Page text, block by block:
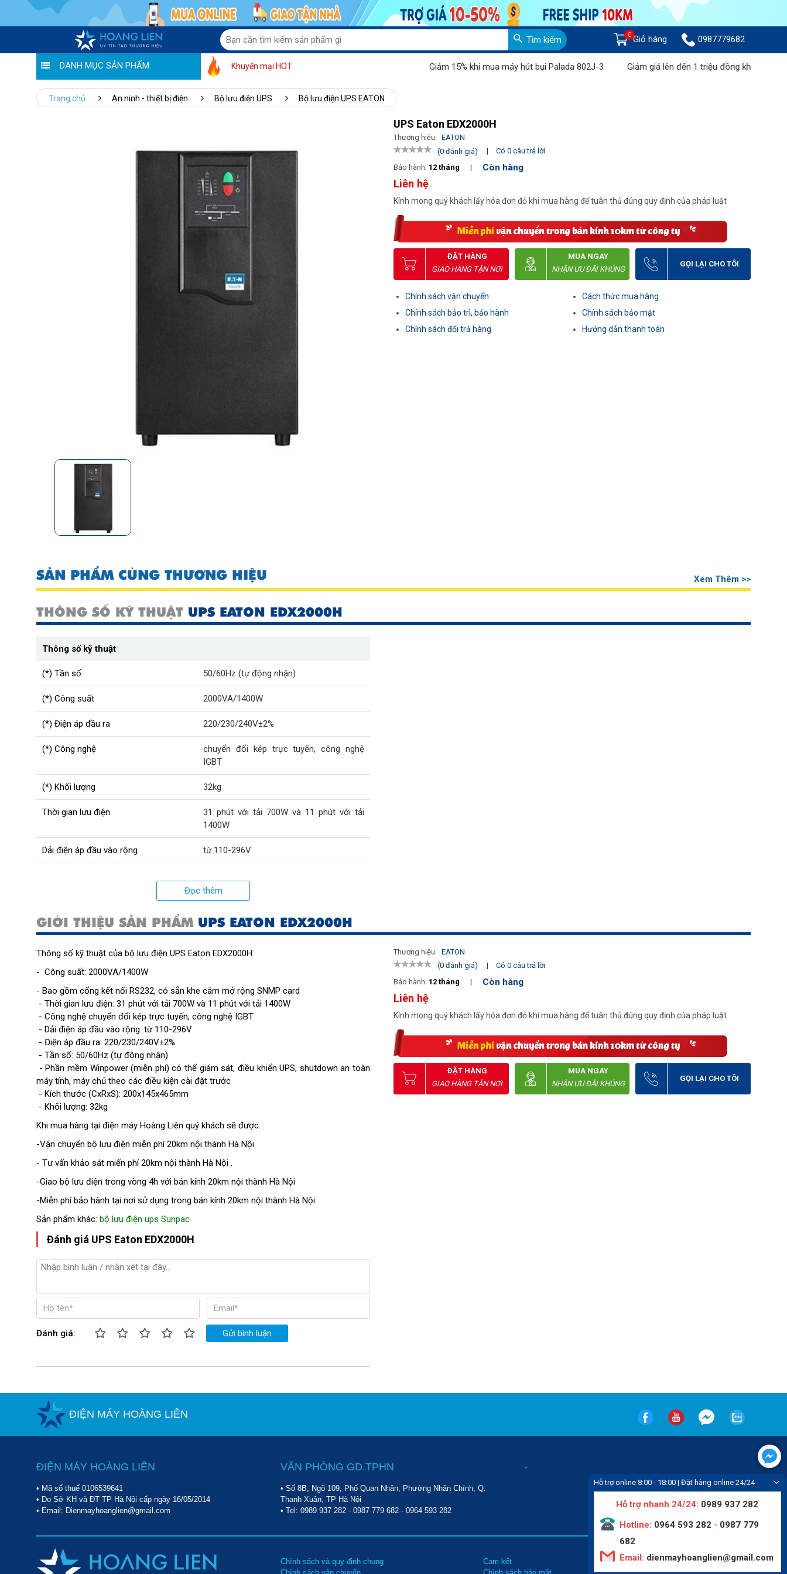
Tìm kiếm 0 Giỏ hàng 0987779682
DANH MỤC SẢN PHẨM Khuyến mại HOT Giảm 15% khi mua máy hút bụi Palada 802J-3 Giảm giá lên đến 1 triệu đồng khi mua Máy chà
Trang chủ An ninh - thiết bị điện Bộ lưu điện UPS Bộ lưu điện UPS EATON
UPS Eaton EDX2000H
Thương hiệu: EATON
(0 đánh giá)
|
Có 0 câu trả lời
Bảo hành: 12 tháng | Còn hàng
Liên hệ
Kính mong quý khách lấy hóa đơn đỏ khi mua hàng để tuân thủ đúng quy định của pháp luật
ĐẶT HÀNG
GIAO HÀNG TẬN NƠI
MUA NGAY
NHẬN ƯU ĐÃI KHỦNG
GỌI LẠI CHO TÔI
Chính sách vận chuyển
Chính sách bảo trì, bảo hành
Chính sách đổi trả hàng
Cách thức mua hàng
Chính sách bảo mật
Hướng dẫn thanh toán
SẢN PHẨM CÙNG THƯƠNG HIỆU Xem Thêm >>
THÔNG SỐ KỸ THUẬT UPS EATON EDX2000H
Thông số kỹ thuật
(*) Tần số 50/60Hz (tự động nhận)
(*) Công suất 2000VA/1400W
(*) Điện áp đầu ra 220/230/240V±2%
(*) Công nghệ
chuyển đổi kép trực tuyến, công nghệ
IGBT
(*) Khối lượng 32kg
Thời gian lưu điện
31 phút với tải 700W và 11 phút với tải
1400W
Dải điện áp đầu vào rộng từ 110-296V
cổng kết nối RS232, có sẵn khe cắm mở
Trang bị
Phần mềm Winpower (miễn phí) có thể
giám sát, điều khiển UPS, shutdown an
Đọc thêm
GIỚI THIỆU SẢN PHẨM UPS EATON EDX2000H
Thông số kỹ thuật của bộ lưu điện UPS Eaton EDX2000H:
- Công suất: 2000VA/1400W
- Bao gồm cổng kết nối RS232, có sẵn khe cắm mở rộng SNMP card
- Thời gian lưu điện: 31 phút với tải 700W và 11 phút với tải 1400W
- Công nghệ chuyển đổi kép trực tuyến, công nghệ IGBT
- Dải điện áp đầu vào rộng: từ 110-296V
- Điện áp đầu ra: 220/230/240V±2%
- Tần số: 50/60Hz (tự động nhận)
- Phần mềm Winpower (miễn phí) có thể giám sát, điều khiển UPS, shutdown an toàn
máy tính, máy chủ theo các điều kiện cài đặt trước
- Kích thước (CxRxS): 200x145x465mm
- Khối lượng: 32kg
Khi mua hàng tại điện máy Hoàng Liên quý khách sẽ được:
-Vận chuyển bộ lưu điện miễn phí 20km nội thành Hà Nội
- Tư vấn khảo sát miến phí 20km nội thành Hà Nội .
-Giao bộ lưu điện trong vòng 4h với bán kính 20km nội thành Hà Nội
-Miễn phí bảo hành tại nơi sử dụng trong bán kính 20km nội thành Hà Nội.
Sản phẩm khác: bộ lưu điện ups Sunpac
Đánh giá UPS Eaton EDX2000H
Đánh giá: Gửi bình luận
Thương hiệu: EATON
(0 đánh giá)
|
Có 0 câu trả lời
Bảo hành: 12 tháng | Còn hàng
Liên hệ
Kính mong quý khách lấy hóa đơn đỏ khi mua hàng để tuân thủ đúng quy định của pháp luật
ĐẶT HÀNG
GIAO HÀNG TẬN NƠI
MUA NGAY
NHẬN ƯU ĐÃI KHỦNG
GỌI LẠI CHO TÔI
ĐIỆN MÁY HOÀNG LIÊN
ĐIỆN MÁY HOÀNG LIÊN
• Mã số thuế 0106539641
• Do Sở KH và ĐT TP Hà Nội cấp ngày 16/05/2014
• Email: Dienmayhoanglien@gmail.com
VĂN PHÒNG GD.TPHN
• Số 8B, Ngõ 109, Phố Quan Nhân, Phường Nhân Chính, Q.
Thanh Xuân, TP Hà Nội
• Tel: 0989 937 282- 0987 779 682- 0964 593 282
-
Chính sách và quy định chung
Chính sách vận chuyển
Cam kết
Chính sách bảo mật
Tin tức
Liên hệ
Hỗ trợ online 8:00 - 18:00 | Đặt hàng online 24/24
Hỗ trợ nhanh 24/24: 0989 937 282
Hotline: 0964 593 282 - 0987 779
682
Email: dienmayhoanglien@gmail.com